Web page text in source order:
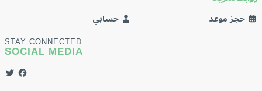
حجز موعد حسابي
STAY CONNECTED
SOCIAL MEDIA